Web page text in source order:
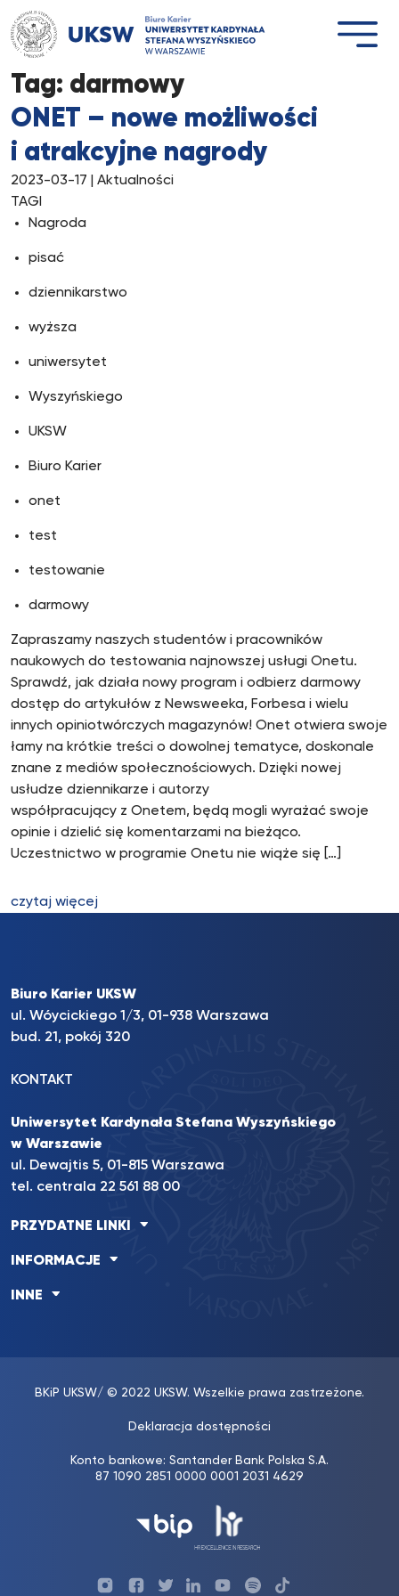
Przejdź
do
treści
Tag: darmowy
ONET – nowe możliwości
i atrakcyjne nagrody
2023-03-17 | Aktualności
TAGI
Nagroda
pisać
dziennikarstwo
wyższa
uniwersytet
Wyszyńskiego
UKSW
Biuro Karier
onet
test
testowanie
darmowy
Zapraszamy naszych studentów i pracowników
naukowych do testowania najnowszej usługi Onetu.
Sprawdź, jak działa nowy program i odbierz darmowy
dostęp do artykułów z Newsweeka, Forbesa i wielu
innych opiniotwórczych magazynów! Onet otwiera swoje
łamy na krótkie treści o dowolnej tematyce, doskonale
znane z mediów społecznościowych. Dzięki nowej
usłudze dziennikarze i autorzy
współpracujący z Onetem, będą mogli wyrażać swoje
opinie i dzielić się komentarzami na bieżąco.
Uczestnictwo w programie Onetu nie wiąże się […]
czytaj więcej
Biuro Karier UKSW
ul. Wóycickiego 1/3, 01-938 Warszawa
bud. 21, pokój 320
KONTAKT
Uniwersytet Kardynała Stefana Wyszyńskiego
w Warszawie
ul. Dewajtis 5, 01-815 Warszawa
tel. centrala 22 561 88 00
PRZYDATNE LINKI
INFORMACJE
INNE
BKiP UKSW/ © 2022 UKSW. Wszelkie prawa zastrzeżone.
Deklaracja dostępności
Konto bankowe: Santander Bank Polska S.A.
87 1090 2851 0000 0001 2031 4629
Profil ProfilProfilProfil UKSWProfilUKSW